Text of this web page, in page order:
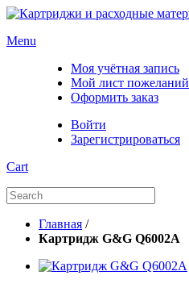
Menu
Моя учётная запись
Мой лист пожеланий
Оформить заказ
Войти
Зарегистрироваться
Cart
Главная /
Картридж G&G Q6002A